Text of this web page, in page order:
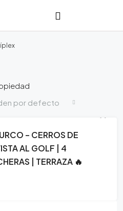
por defecto
VENTA PRIMER PISO
– CERROS DE
AL GOLF | 4
| TERRAZA 🔥